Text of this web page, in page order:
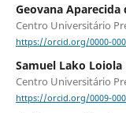
Geovana Aparecida
Centro Universitário
https://orcid.org/0000-
Samuel Lako Loiola
Centro Universitário
https://orcid.org/0009-